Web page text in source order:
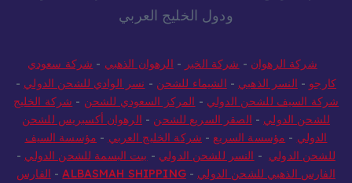
ودول الخليج العربي
شركة الرهوان - شركة الخير - الرهوان الذهبي - شركة سعودي
كارجو - النسر الذهبي - الشيماء للشحن - نسر الوادي للشحن الدولي -
شركة السيف للشحن الدولي - المركز السعودي للشحن - شركة الخليج
للشحن الدولي - الصقر السريع للشحن - الرهوان أكسبريس للشحن
الدولي - مؤسسة السريع - شركة الخليج العربي - مؤسسة السيف
للشحن الدولي - النسر للشحن الدولي - بيت البسمة للشحن الدولي -
الفارس الذهبي للشحن الدولي -
ALBASMAH SHIPPING
- الفارس